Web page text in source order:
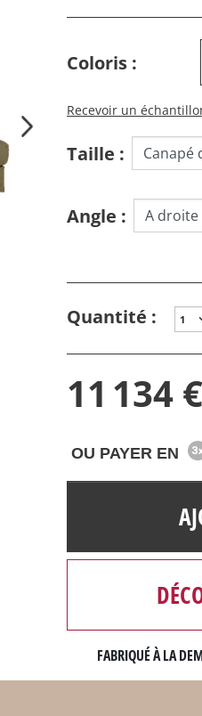
Coloris :
Recevoir un
Taille :
Angle :
Quantité :
11 134 €
OU PAYER EN
FABRIQUÉ À LA